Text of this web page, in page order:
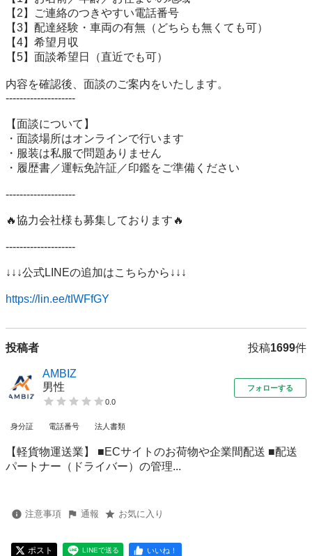
【2】ご連絡のつきやすい電話番号
【3】配達経験・車両の有無（どちらも無くても可）
【4】希望月収
【5】面談希望日（直近でも可）
内容を確認後、面談のご案内をいたします。
--------------------
【面談について】
・面談場所はオンラインで行います
・服装は私服で問題ありません
・履歴書／運転免許証／印鑑をご準備ください
--------------------
🔥協力会社様も募集しております🔥
--------------------
↓↓↓公式LINEの追加はこちらから↓↓↓
https://lin.ee/tIWFfGY
投稿者 投稿1699件
AMBIZ
男性
0.0
フォローする
身分証 電話番号 法人書類
【軽貨物運送業】 ■ECサイトのお荷物や企業間配送 ■配送
パートナー（ドライバー）の管理...
注意事項 通報 お気に入り
ポスト LINEで送る いいね！